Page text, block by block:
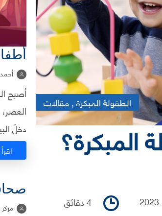
الطفولة المبكرة , مقالات
المبكرة؟
4 دقائق
أصبح
دخلَ